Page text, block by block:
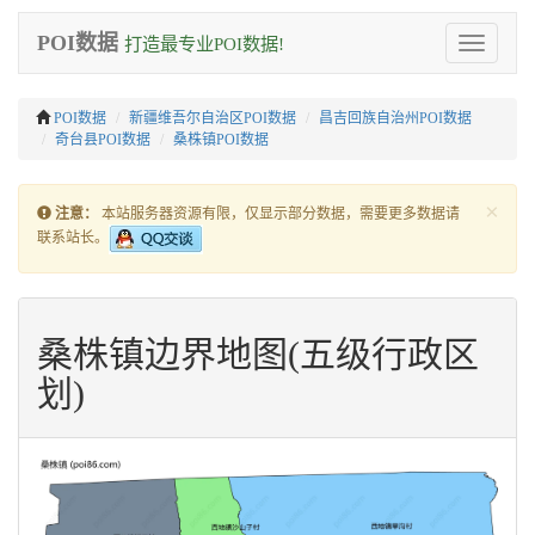
Toggle
navigation
POI数据 打造最专业POI数据!
POI数据 新疆维吾尔自治区POI数据
昌吉回族自治州POI数据
奇台县POI数据
桑株镇POI数据
×
注意：
本站服务器资源有限，仅显示部分数据，需要更多数据请
联系站长。
桑株镇边界地图(五级行政区
划)